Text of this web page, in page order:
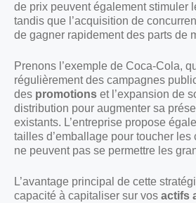
de prix peuvent également stimuler
tandis que l’acquisition de
de gagner rapidement des parts de
Prenons l’exemple de Coca-Cola,
régulièrement des campagnes
des promotions et l’expansion de
distribution pour augmenter sa
existants. L’entreprise propose
tailles d’emballage pour toucher les
ne peuvent pas se permettre les
L’avantage principal de cette
capacité à capitaliser sur vos actifs